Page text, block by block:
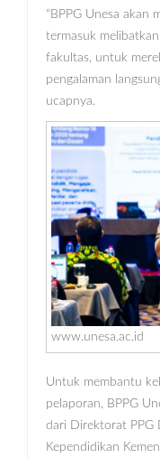
“BPPG Unesa akan
termasuk
fakultas, untuk
pengalaman
ucapnya.
www.unesa.ac.id
Untuk membantu
pelaporan, BPPG
dari Direktorat PPG
Kependidikan